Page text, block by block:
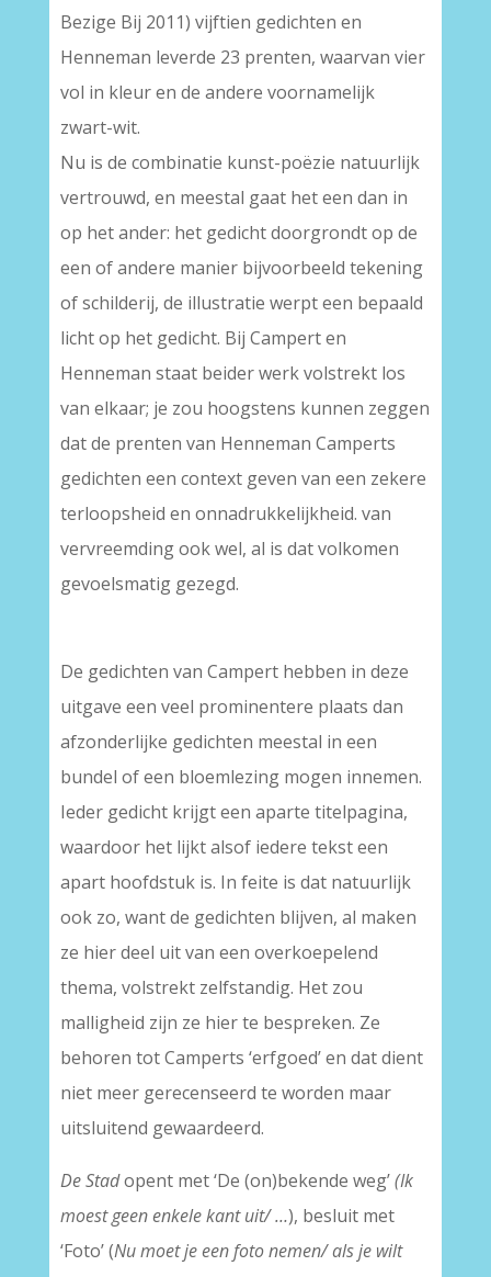
Bezige Bij 2011) vijftien gedichten en
Henneman leverde 23 prenten, waarvan vier
vol in kleur en de andere voornamelijk
zwart-wit.
Nu is de combinatie kunst-poëzie natuurlijk
vertrouwd, en meestal gaat het een dan in
op het ander: het gedicht doorgrondt op de
een of andere manier bijvoorbeeld tekening
of schilderij, de illustratie werpt een bepaald
licht op het gedicht. Bij Campert en
Henneman staat beider werk volstrekt los
van elkaar; je zou hoogstens kunnen zeggen
dat de prenten van Henneman Camperts
gedichten een context geven van een zekere
terloopsheid en onnadrukkelijkheid. van
vervreemding ook wel, al is dat volkomen
gevoelsmatig gezegd.
De gedichten van Campert hebben in deze
uitgave een veel prominentere plaats dan
afzonderlijke gedichten meestal in een
bundel of een bloemlezing mogen innemen.
Ieder gedicht krijgt een aparte titelpagina,
waardoor het lijkt alsof iedere tekst een
apart hoofdstuk is. In feite is dat natuurlijk
ook zo, want de gedichten blijven, al maken
ze hier deel uit van een overkoepelend
thema, volstrekt zelfstandig. Het zou
malligheid zijn ze hier te bespreken. Ze
behoren tot Camperts ‘erfgoed’ en dat dient
niet meer gerecenseerd te worden maar
uitsluitend gewaardeerd.
De Stadopent met ‘De (on)bekende weg’(Ik
moest geen enkele kant uit/ …), besluit met
‘Foto’ (Nu moet je een foto nemen/ als je wilt